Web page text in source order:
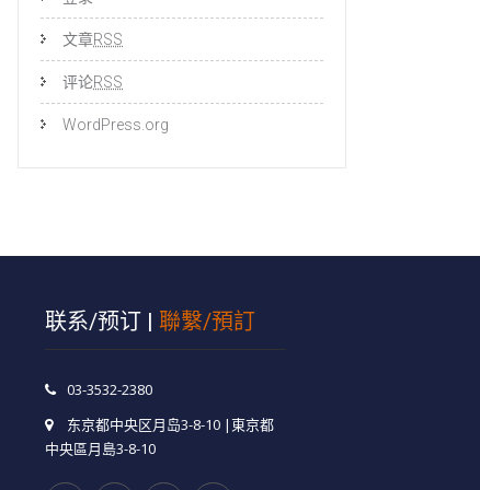
文章RSS
评论RSS
WordPress.org
联系/预订 | 聯繫/預訂
03-3532-2380
东京都中央区月岛3-8-10 |東京都
中央區月島3-8-10